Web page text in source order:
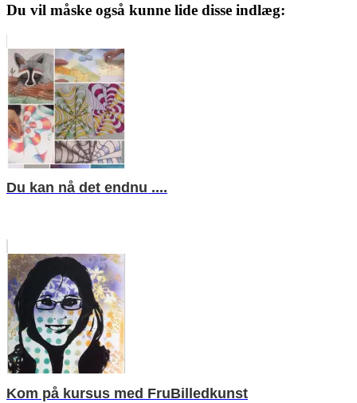
Du vil måske også kunne lide disse indlæg:
Du kan nå det endnu ....
Kom på kursus med FruBilledkunst